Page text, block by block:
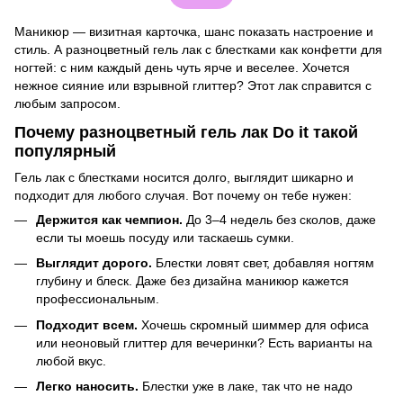
Маникюр — визитная карточка, шанс показать настроение и
стиль. А разноцветный гель лак с блестками как конфетти для
ногтей: с ним каждый день чуть ярче и веселее. Хочется
нежное сияние или взрывной глиттер? Этот лак справится с
любым запросом.
Почему разноцветный гель лак Do it такой
популярный
Гель лак с блестками носится долго, выглядит шикарно и
подходит для любого случая. Вот почему он тебе нужен:
Держится как чемпион. До 3–4 недель без сколов, даже
если ты моешь посуду или таскаешь сумки.
Выглядит дорого. Блестки ловят свет, добавляя ногтям
глубину и блеск. Даже без дизайна маникюр кажется
профессиональным.
Подходит всем. Хочешь скромный шиммер для офиса
или неоновый глиттер для вечеринки? Есть варианты на
любой вкус.
Легко наносить. Блестки уже в лаке, так что не надо